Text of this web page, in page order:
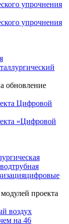
упрочнения
обновление
«Цифровой
трубная
цифровые
проекта